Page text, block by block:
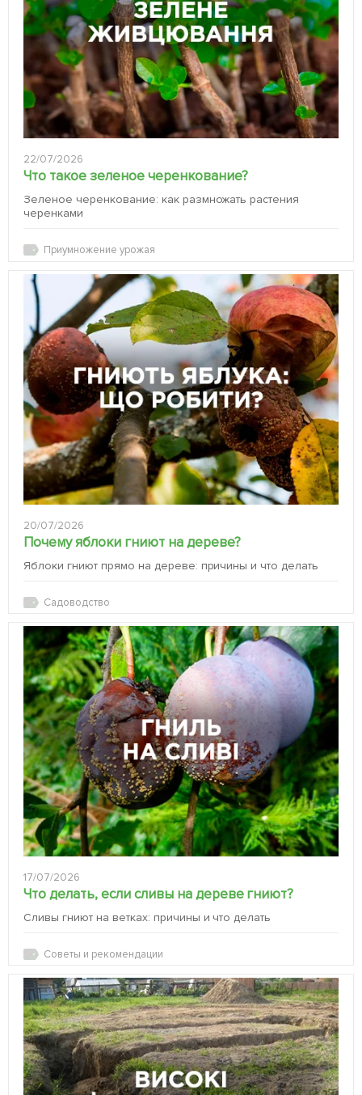
22/07/2026
Что такое зеленое черенкование?
Зеленое черенкование: как размножать растения
черенками
Приумножение урожая
20/07/2026
Почему яблоки гниют на дереве?
Яблоки гниют прямо на дереве: причины и что делать
Садоводство
17/07/2026
Что делать, если сливы на дереве гниют?
Сливы гниют на ветках: причины и что делать
Советы и рекомендации